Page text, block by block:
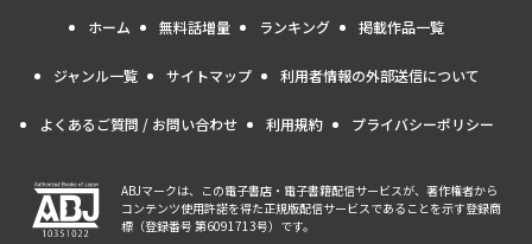
ホーム 無料話増量 ランキング 掲載作品一覧
ジャンル一覧 サイトマップ 利用者情報の外部送信について
よくあるご質問 / お問い合わせ 利用規約 プライバシーポリシー
ABJマークは、この電子書店・電子書籍配信サービスが、著作権者から
コンテンツ使用許諾を得た正規版配信サービスであることを示す登録商
標（登録番号 第6091713号）です。